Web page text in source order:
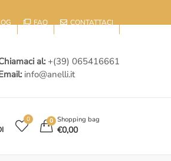
FAQ CONTATTACI
al: +(39) 065416661
info@anelli.it
0 0 Shopping bag
€0,00